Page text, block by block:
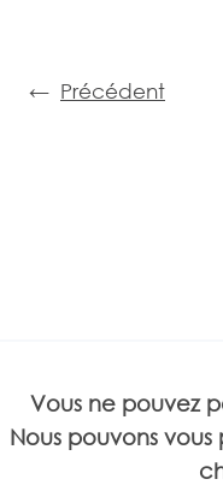
← Précédent
Vous ne pouvez
Nous pouvons